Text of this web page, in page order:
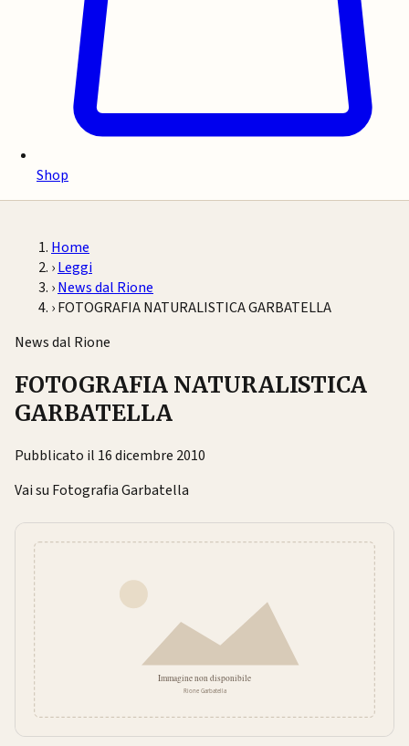
Shop
Home
›Leggi
›News dal Rione
›FOTOGRAFIA NATURALISTICA GARBATELLA
News dal Rione
FOTOGRAFIA NATURALISTICA
GARBATELLA
Pubblicato il 16 dicembre 2010
Vai su Fotografia Garbatella